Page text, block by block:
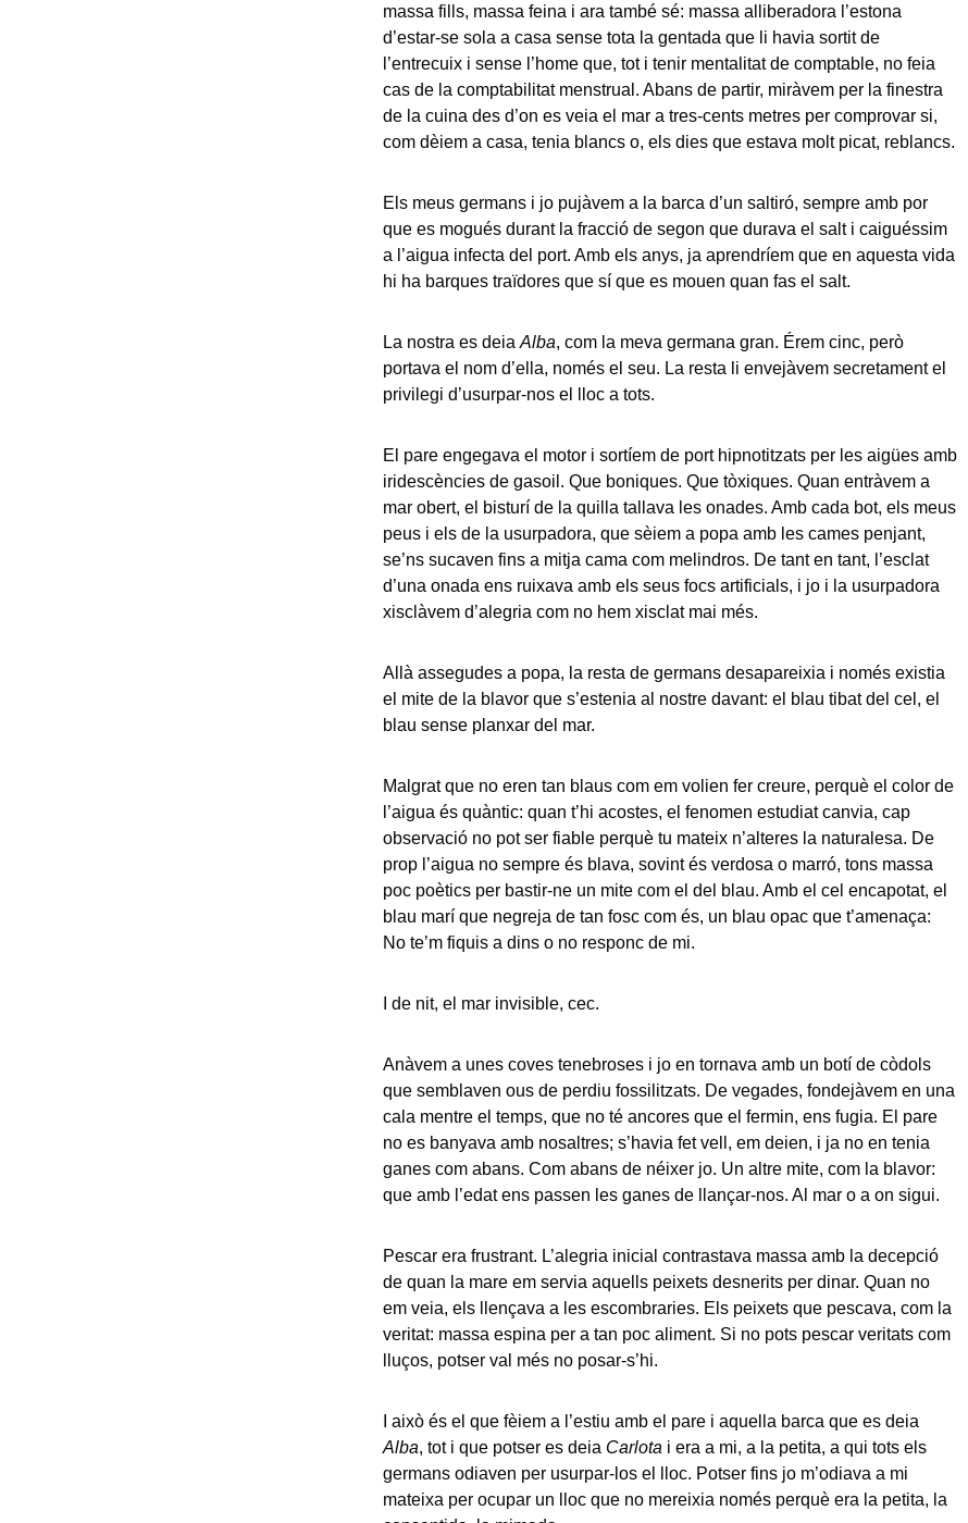
massa fills, massa feina i ara també sé: massa alliberadora l’estona
d’estar-se sola a casa sense tota la gentada que li havia sortit de
l’entrecuix i sense l’home que, tot i tenir mentalitat de comptable, no feia
cas de la comptabilitat menstrual. Abans de partir, miràvem per la finestra
de la cuina des d’on es veia el mar a tres-cents metres per comprovar si,
com dèiem a casa, tenia blancs o, els dies que estava molt picat, reblancs.
Els meus germans i jo pujàvem a la barca d’un saltiró, sempre amb por
que es mogués durant la fracció de segon que durava el salt i caiguéssim
a l’aigua infecta del port. Amb els anys, ja aprendríem que en aquesta vida
hi ha barques traïdores que sí que es mouen quan fas el salt.
La nostra es deia Alba, com la meva germana gran. Érem cinc, però
portava el nom d’ella, només el seu. La resta li envejàvem secretament el
privilegi d’usurpar-nos el lloc a tots.
El pare engegava el motor i sortíem de port hipnotitzats per les aigües amb
iridescències de gasoil. Que boniques. Que tòxiques. Quan entràvem a
mar obert, el bisturí de la quilla tallava les onades. Amb cada bot, els meus
peus i els de la usurpadora, que sèiem a popa amb les cames penjant,
se’ns sucaven fins a mitja cama com melindros. De tant en tant, l’esclat
d’una onada ens ruixava amb els seus focs artificials, i jo i la usurpadora
xisclàvem d’alegria com no hem xisclat mai més.
Allà assegudes a popa, la resta de germans desapareixia i només existia
el mite de la blavor que s’estenia al nostre davant: el blau tibat del cel, el
blau sense planxar del mar.
Malgrat que no eren tan blaus com em volien fer creure, perquè el color de
l’aigua és quàntic: quan t’hi acostes, el fenomen estudiat canvia, cap
observació no pot ser fiable perquè tu mateix n’alteres la naturalesa. De
prop l’aigua no sempre és blava, sovint és verdosa o marró, tons massa
poc poètics per bastir-ne un mite com el del blau. Amb el cel encapotat, el
blau marí que negreja de tan fosc com és, un blau opac que t’amenaça:
No te’m fiquis a dins o no responc de mi.
I de nit, el mar invisible, cec.
Anàvem a unes coves tenebroses i jo en tornava amb un botí de còdols
que semblaven ous de perdiu fossilitzats. De vegades, fondejàvem en una
cala mentre el temps, que no té ancores que el fermin, ens fugia. El pare
no es banyava amb nosaltres; s’havia fet vell, em deien, i ja no en tenia
ganes com abans. Com abans de néixer jo. Un altre mite, com la blavor:
que amb l’edat ens passen les ganes de llançar-nos. Al mar o a on sigui.
Pescar era frustrant. L’alegria inicial contrastava massa amb la decepció
de quan la mare em servia aquells peixets desnerits per dinar. Quan no
em veia, els llençava a les escombraries. Els peixets que pescava, com la
veritat: massa espina per a tan poc aliment. Si no pots pescar veritats com
lluços, potser val més no posar-s’hi.
I això és el que fèiem a l’estiu amb el pare i aquella barca que es deia
Alba, tot i que potser es deia Carlota i era a mi, a la petita, a qui tots els
germans odiaven per usurpar-los el lloc. Potser fins jo m’odiava a mi
mateixa per ocupar un lloc que no mereixia només perquè era la petita, la